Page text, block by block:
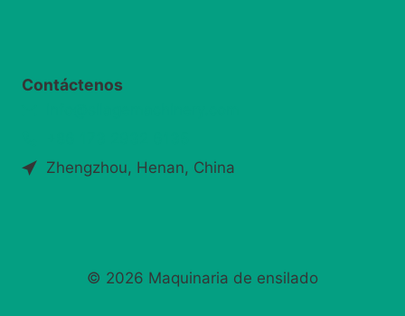
Contáctenos
Zhengzhou, Henan, China
© 2026 Maquinaria de ensilado